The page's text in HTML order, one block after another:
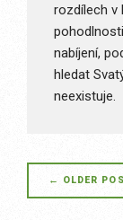
rozdílech v
nabíjení,
hledat
neexistuje.
Posts
← OLDER